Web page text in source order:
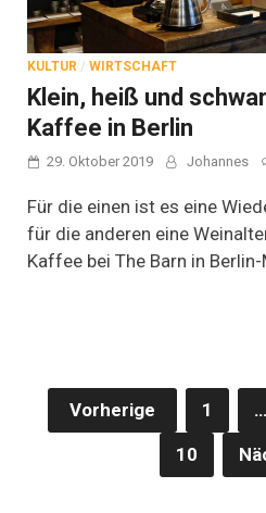
KULTUR / WIRTSCHAFT
Klein, heiß und
Kaffee in Berlin
29. Oktober 2019 Johannes
Für die einen ist es eine
für die anderen eine
Kaffee bei The Barn in
Vorherige 1 …
10